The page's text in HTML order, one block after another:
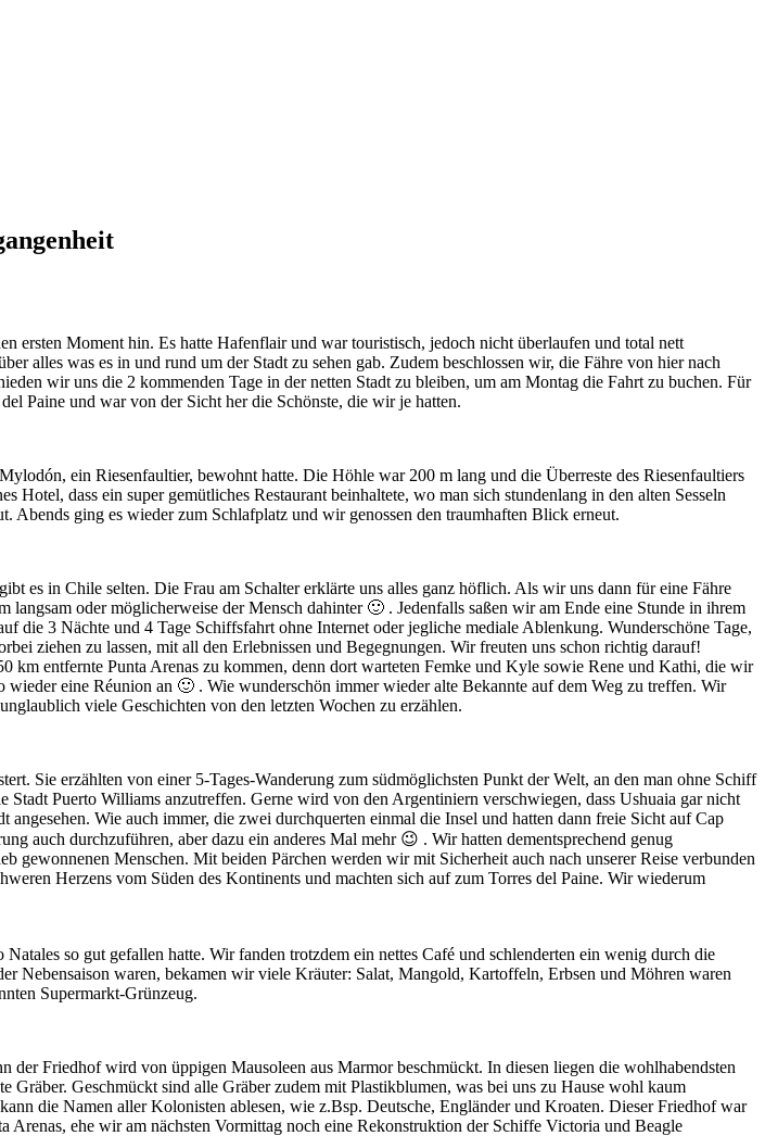
ersten Moment hin. Es hatte Hafenflair und war touristisch, jedoch nicht überlaufen und total nett
alles was es in und rund um der Stadt zu sehen gab. Zudem beschlossen wir, die Fähre von hier nach
wir uns die 2 kommenden Tage in der netten Stadt zu bleiben, um am Montag die Fahrt zu buchen. Für
Paine und war von der Sicht her die Schönste, die wir je hatten.
ein Riesenfaultier, bewohnt hatte. Die Höhle war 200 m lang und die Überreste des Riesenfaultiers
dass ein super gemütliches Restaurant beinhaltete, wo man sich stundenlang in den alten Sesseln
Abends ging es wieder zum Schlafplatz und wir genossen den traumhaften Blick erneut.
es in Chile selten. Die Frau am Schalter erklärte uns alles ganz höflich. Als wir uns dann für eine Fähre
oder möglicherweise der Mensch dahinter 🙂 . Jedenfalls saßen wir am Ende eine Stunde in ihrem
3 Nächte und 4 Tage Schiffsfahrt ohne Internet oder jegliche mediale Ablenkung. Wunderschöne Tage,
ziehen zu lassen, mit all den Erlebnissen und Begegnungen. Wir freuten uns schon richtig darauf!
km entfernte Punta Arenas zu kommen, denn dort warteten Femke und Kyle sowie Rene und Kathi, die wir
eine Réunion an 🙂 . Wie wunderschön immer wieder alte Bekannte auf dem Weg zu treffen. Wir
viele Geschichten von den letzten Wochen zu erzählen.
Sie erzählten von einer 5-Tages-Wanderung zum südmöglichsten Punkt der Welt, an den man ohne Schiff
Puerto Williams anzutreffen. Gerne wird von den Argentiniern verschwiegen, dass Ushuaia gar nicht
Wie auch immer, die zwei durchquerten einmal die Insel und hatten dann freie Sicht auf Cap
auch durchzuführen, aber dazu ein anderes Mal mehr 😉 . Wir hatten dementsprechend genug
gewonnenen Menschen. Mit beiden Pärchen werden wir mit Sicherheit auch nach unserer Reise verbunden
Herzens vom Süden des Kontinents und machten sich auf zum Torres del Paine. Wir wiederum
so gut gefallen hatte. Wir fanden trotzdem ein nettes Café und schlenderten ein wenig durch die
Nebensaison waren, bekamen wir viele Kräuter: Salat, Mangold, Kartoffeln, Erbsen und Möhren waren
Supermarkt-Grünzeug.
Friedhof wird von üppigen Mausoleen aus Marmor beschmückt. In diesen liegen die wohlhabendsten
Geschmückt sind alle Gräber zudem mit Plastikblumen, was bei uns zu Hause wohl kaum
die Namen aller Kolonisten ablesen, wie z.Bsp. Deutsche, Engländer und Kroaten. Dieser Friedhof war
ehe wir am nächsten Vormittag noch eine Rekonstruktion der Schiffe Victoria und Beagle